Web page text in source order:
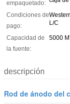
empaquetado:
Condiciones de
pago:
L/C
Capacidad de
la fuente:
5000
descripción
Rod de ánodo del